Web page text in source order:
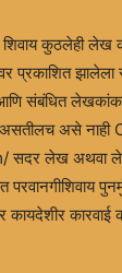
कुठलेही लेख
प्रकाशित
संबंधित
असतीलच असे
लेख अथवा
परवानगीशिवाय
कारवाई